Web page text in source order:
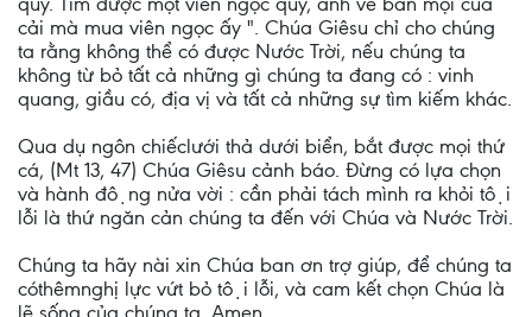
cải mà mua viên ngọc ấy ". Chúa Giêsu chỉ cho chúng
ta rằng không thể có được Nước Trời, nếu chúng ta
không từ bỏ tất cả những gì chúng ta đang có : vinh
quang, giầu có, địa vị và tất cả những sự tìm kiếm khác.
Qua dụ ngôn chiếclưới thả dưới biển, bắt được mọi thứ
cá, (Mt 13, 47) Chúa Giêsu cảnh báo. Đừng có lựa chọn
và hành động nửa vời : cần phải tách mình ra khỏi tội
lỗi là thứ ngăn cản chúng ta đến với Chúa và Nước Trời.
Chúng ta hãy nài xin Chúa ban ơn trợ giúp, để chúng ta
cóthêmnghị lực vứt bỏ tội lỗi, và cam kết chọn Chúa là
lẽ sống của chúng ta. Amen.